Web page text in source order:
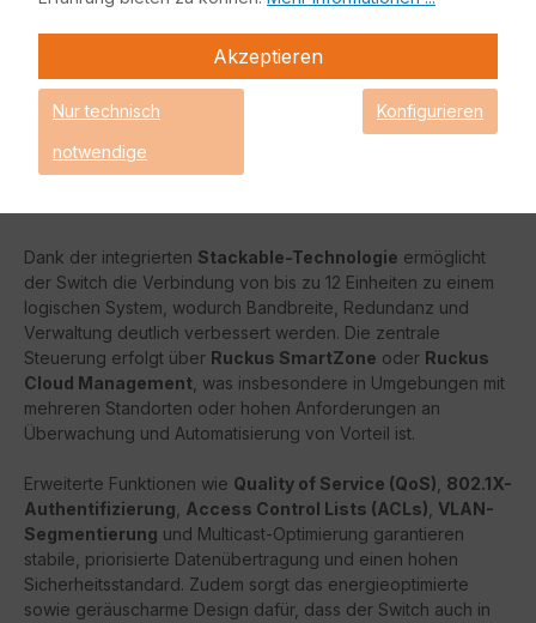
DerRuckus ICX8100-C08PF-X Switchist eine kompakte,
hoch­leistungsfähige Access-Lösung der ICX8100-Serie,
speziell geschaffen für anspruchsvolle Rand- bzw. Edge-
Installationen, bei denen sowohl Stromversorgung über PoE+
als auch leistungsfähige Uplinks erforderlich sind.
Ausgestattet mit 8 Gigabit-Ethernet-Ports mit PoE+ sowie
dedizierten 10-Gigabit-SFP+ Uplink/Stacking Ports, bietet
dieser Switch eine ideale Kombination aus Power, Portdichte
Dank der integrierten Stackable-Technologie ermöglicht
der Switch die Verbindung von bis zu 12 Einheiten zu einem
logischen System, wodurch Bandbreite, Redundanz und
Verwaltung deutlich verbessert werden. Die zentrale
Steuerung erfolgt über Ruckus SmartZone oder Ruckus
Cloud Management , was insbesondere in Umgebungen mit
mehreren Standorten oder hohen Anforderungen an
Überwachung und Automatisierung von Vorteil ist.
Erweiterte Funktionen wie Quality of Service (QoS) 802.1X-
Authentifizierung Access Control Lists (ACLs) VLAN-
Segmentierung und Multicast-Optimierung garantieren
stabile, priorisierte Datenübertragung und einen hohen
Sicherheitsstandard. Zudem sorgt das energieoptimierte
sowie geräuscharme Design dafür, dass der Switch auch in
Akzeptieren
Nur technisch
notwendige
Konfigurieren